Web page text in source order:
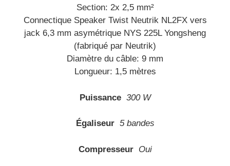
Section: 2x 2,5 mm²
Connectique Speaker Twist Neutrik NL2FX vers
jack 6,3 mm asymétrique NYS 225L Yongsheng
(fabriqué par Neutrik)
Diamètre du câble: 9 mm
Longueur: 1,5 mètres
Puissance 300 W
Égaliseur 5 bandes
Compresseur Oui